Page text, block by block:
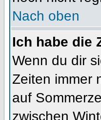
Nach oben
Ich habe die
Wenn du dir
Zeiten immer
auf
zwischen